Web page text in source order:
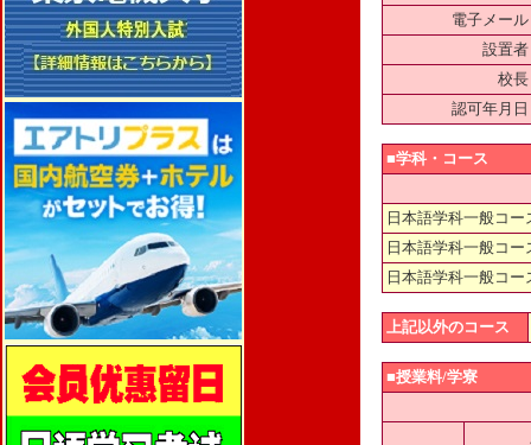
電子メール
設置者
校長
認可年月日
■学科・コース
日本語学科一般コー
日本語学科一般コー
日本語学科一般コー
上記以外のコース
■授業料/学寮